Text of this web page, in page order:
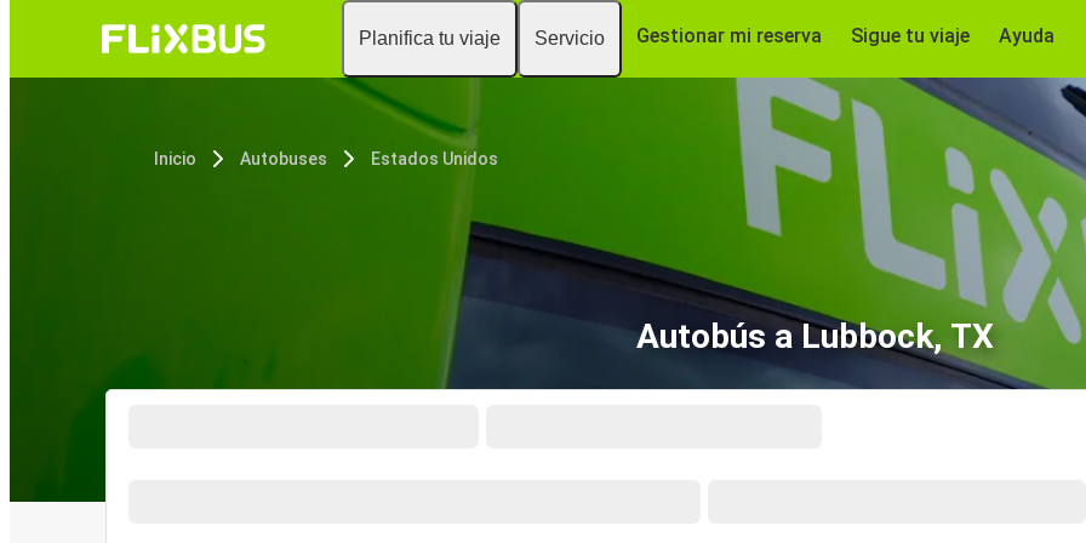
Planifica tu viaje Servicio Gestionar mi reserva Sigue tu viaje Ayuda
Inicio Autobuses Estados Unidos
Autobús a Lubbock, TX